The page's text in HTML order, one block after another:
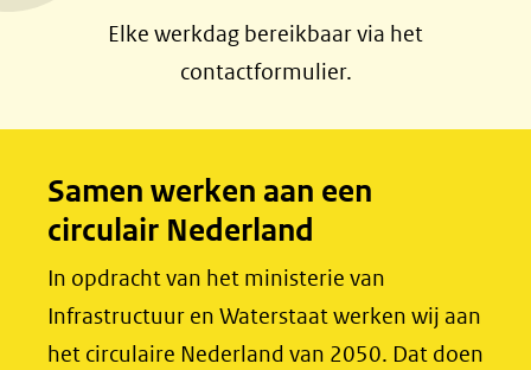
b
o
k
(opent
nieuw
e
I
n
(opent
nieuw
Elke werkdag bereikbaar via het
contactformulier.
Samen werken aan een
circulair Nederland
In opdracht van het ministerie van
Infrastructuur en Waterstaat werken wij aan
het circulaire Nederland van 2050. Dat doen